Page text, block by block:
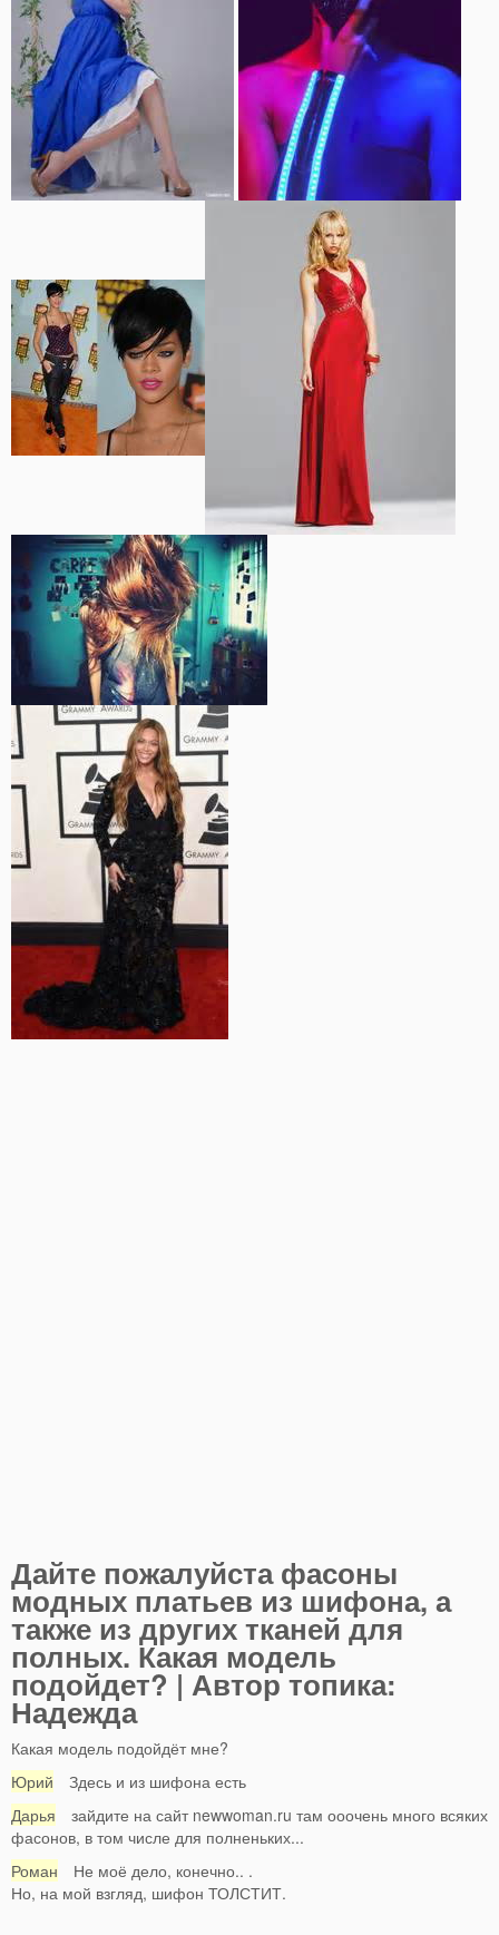
Дайте пожалуйста фасоны
модных платьев из шифона, а
также из других тканей для
полных. Какая модель
подойдет? | Автор топика:
Надежда
Какая модель подойдёт мне?
Юрий Здесь и из шифона есть
Дарья зайдите на сайт newwoman.ru там ооочень много всяких
фасонов, в том числе для полненьких...
Роман Не моё дело, конечно.. .
Но, на мой взгляд, шифон ТОЛСТИТ.